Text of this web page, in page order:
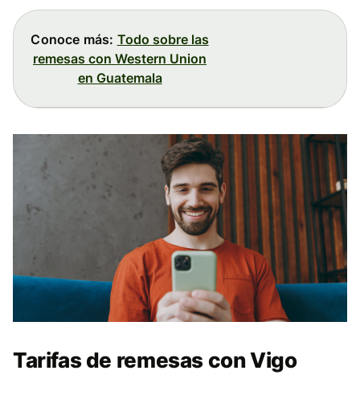
Conoce más: Todo sobre las
remesas con Western Union
en Guatemala
Tarifas de remesas con Vigo